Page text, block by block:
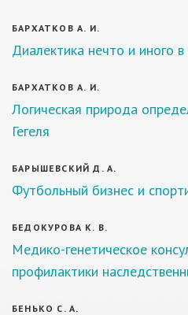
БАРХАТКОВ А. И.
Диалектика нечто и иного в
БАРХАТКОВ А. И.
Логическая природа
Гегеля
БАРЫШЕВСКИЙ Д. А.
Футбольный бизнес и
БЕДОКУРОВА К. В.
Медико-генетическое
профилактики
БЕНЬКО С. А.